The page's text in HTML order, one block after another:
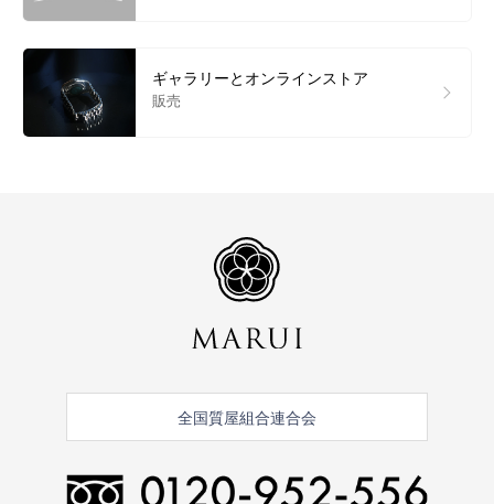
ギャラリーとオンラインストア
販売
全国質屋組合連合会